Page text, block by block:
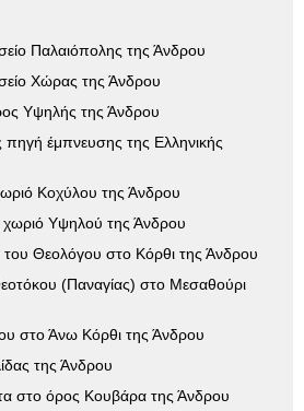
Παλαιόπολης της Άνδρου
Χώρας της Άνδρου
Υψηλής της Άνδρου
έμπνευσης της Ελληνικής
Κοχύλου της Άνδρου
Υψηλού της Άνδρου
Θεολόγου στο Κόρθι της Άνδρου
(Παναγίας) στο Μεσαθούρι
στο Άνω Κόρθι της Άνδρου
της Άνδρου
στο όρος Κουβάρα της Άνδρου